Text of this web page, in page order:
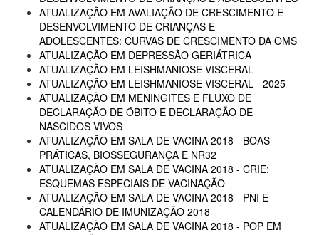
ATUALIZAÇÃO EM AVALIAÇÃO DE CRESCIMENTO E
DESENVOLVIMENTO DE CRIANÇAS E
ADOLESCENTES: CURVAS DE CRESCIMENTO DA OMS
ATUALIZAÇÃO EM DEPRESSÃO GERIÁTRICA
ATUALIZAÇÃO EM LEISHMANIOSE VISCERAL
ATUALIZAÇÃO EM LEISHMANIOSE VISCERAL - 2025
ATUALIZAÇÃO EM MENINGITES E FLUXO DE
DECLARAÇÃO DE ÓBITO E DECLARAÇÃO DE
NASCIDOS VIVOS
ATUALIZAÇÃO EM SALA DE VACINA 2018 - BOAS
PRÁTICAS, BIOSSEGURANÇA E NR32
ATUALIZAÇÃO EM SALA DE VACINA 2018 - CRIE:
ESQUEMAS ESPECIAIS DE VACINAÇÃO
ATUALIZAÇÃO EM SALA DE VACINA 2018 - PNI E
CALENDÁRIO DE IMUNIZAÇÃO 2018
ATUALIZAÇÃO EM SALA DE VACINA 2018 - POP EM